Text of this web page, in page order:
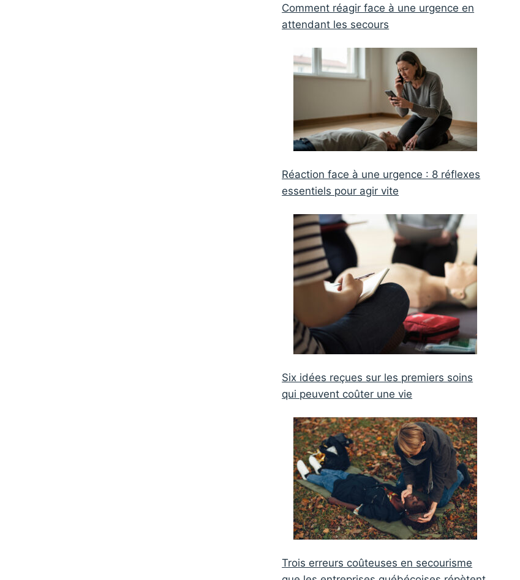
Comment réagir face à une urgence en
attendant les secours
Réaction face à une urgence : 8 réflexes
essentiels pour agir vite
Six idées reçues sur les premiers soins
qui peuvent coûter une vie
Trois erreurs coûteuses en secourisme